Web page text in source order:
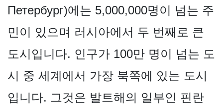
Петербург)에는 5,000,000명이 넘는 주
민이 있으며 러시아에서 두 번째로 큰
도시입니다. 인구가 100만 명이 넘는 도
시 중 세계에서 가장 북쪽에 있는 도시
입니다. 그것은 발트해의 일부인 핀란